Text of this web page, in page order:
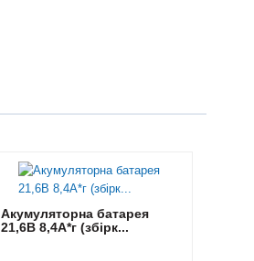
Акумуляторна батарея
21,6В 8,4A*г (збірк...